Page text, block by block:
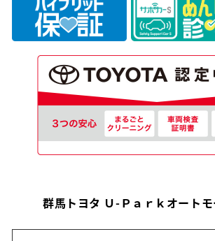
群馬トヨタ Ｕ-Ｐａｒｋオート